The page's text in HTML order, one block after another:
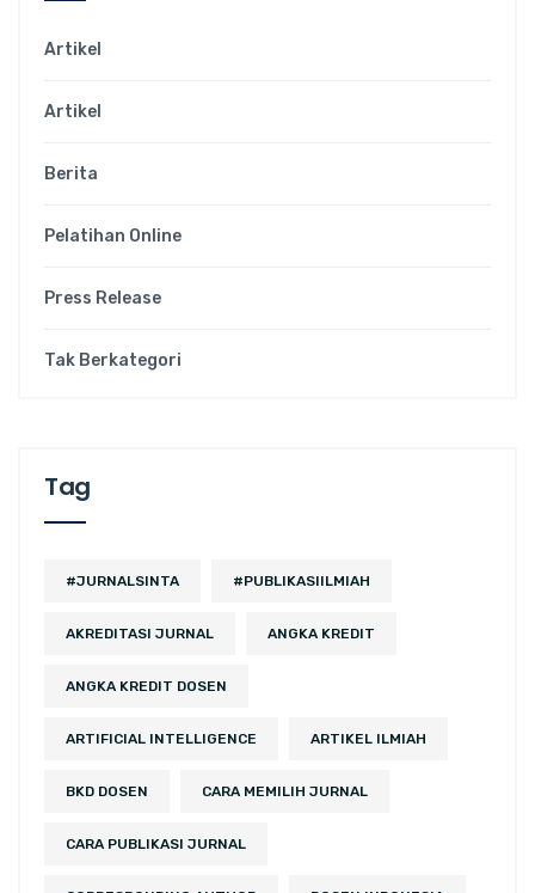
Artikel
Artikel
Berita
Pelatihan Online
Press Release
Tak Berkategori
Tag
#JURNALSINTA #PUBLIKASIILMIAH
AKREDITASI JURNAL ANGKA KREDIT
ANGKA KREDIT DOSEN
ARTIFICIAL INTELLIGENCE ARTIKEL ILMIAH
BKD DOSEN CARA MEMILIH JURNAL
CARA PUBLIKASI JURNAL